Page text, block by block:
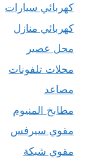
كهربائي سيارات
كهربائي منازل
محل عصير
محلات تلفونات
مصاعد
مطابخ المنيوم
مقوي سيرفس
مقوي شبكة